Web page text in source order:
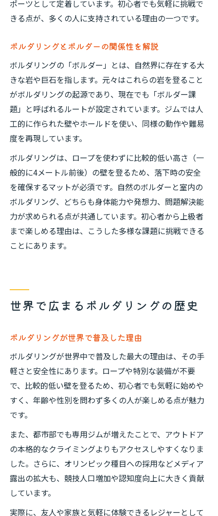
ポーツとして定着しています。初心者でも気軽に挑戦で
きる点が、多くの人に支持されている理由の一つです。
ボルダリングとボルダーの関係性を解説
ボルダリングの「ボルダー」とは、自然界に存在する大
きな岩や巨石を指します。元々はこれらの岩を登ること
がボルダリングの起源であり、現在でも「ボルダー課
題」と呼ばれるルートが設定されています。ジムでは人
工的に作られた壁やホールドを使い、同様の動作や難易
度を再現しています。
ボルダリングは、ロープを使わずに比較的低い高さ（一
般的に4メートル前後）の壁を登るため、落下時の安全
を確保するマットが必須です。自然のボルダーと室内の
ボルダリング、どちらも身体能力や発想力、問題解決能
力が求められる点が共通しています。初心者から上級者
まで楽しめる理由は、こうした多様な課題に挑戦できる
ことにあります。
世界で広まるボルダリングの歴史
ボルダリングが世界で普及した理由
ボルダリングが世界中で普及した最大の理由は、その手
軽さと安全性にあります。ロープや特別な装備が不要
で、比較的低い壁を登るため、初心者でも気軽に始めや
すく、年齢や性別を問わず多くの人が楽しめる点が魅力
です。
また、都市部でも専用ジムが増えたことで、アウトドア
の本格的なクライミングよりもアクセスしやすくなりま
した。さらに、オリンピック種目への採用などメディア
露出の拡大も、競技人口増加や認知度向上に大きく貢献
しています。
実際に、友人や家族と気軽に体験できるレジャーとして